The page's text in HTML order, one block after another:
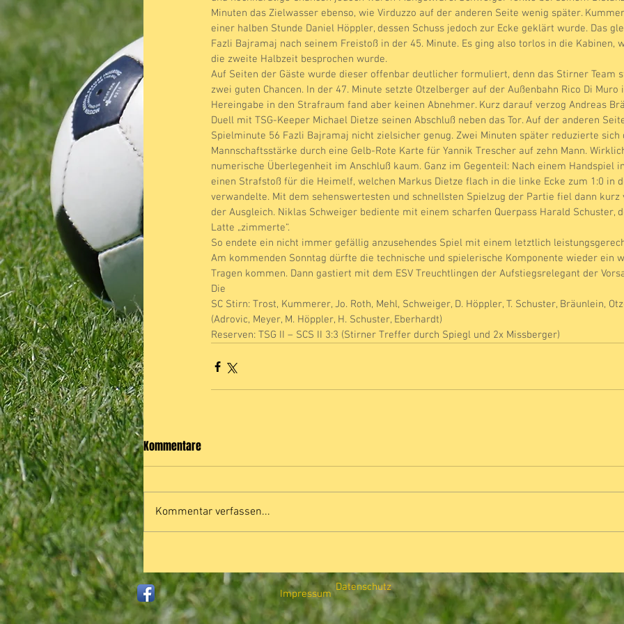
Minuten das Zielwasser ebenso, wie Virduzzo auf der anderen Seite wenig später.
einer halben Stunde Daniel Höppler, dessen Schuss jedoch zur Ecke geklärt wurde. Das
Fazli Bajramaj nach seinem Freistoß in der 45. Minute. Es ging also torlos in die Kabinen,
die zweite Halbzeit besprochen wurde.
Auf Seiten der Gäste wurde dieser offenbar deutlicher formuliert, denn das Stirner
zwei guten Chancen. In der 47. Minute setzte Otzelberger auf der Außenbahn Rico Di Muro
Hereingabe in den Strafraum fand aber keinen Abnehmer. Kurz darauf verzog Andreas
Duell mit TSG-Keeper Michael Dietze seinen Abschluß neben das Tor. Auf der anderen
Spielminute 56 Fazli Bajramaj nicht zielsicher genug. Zwei Minuten später reduzierte
Mannschaftsstärke durch eine Gelb-Rote Karte für Yannik Trescher auf zehn Mann.
numerische Überlegenheit im Anschluß kaum. Ganz im Gegenteil: Nach einem Handspiel
einen Strafstoß für die Heimelf, welchen Markus Dietze flach in die linke Ecke zum 1:0 in
verwandelte. Mit dem sehenswertesten und schnellsten Spielzug der Partie fiel dann kurz
der Ausgleich. Niklas Schweiger bediente mit einem scharfen Querpass Harald Schuster,
Latte „zimmerte“.
So endete ein nicht immer gefällig anzusehendes Spiel mit einem letztlich
Am kommenden Sonntag dürfte die technische und spielerische Komponente wieder ein
Tragen kommen. Dann gastiert mit dem ESV Treuchtlingen der Aufstiegsrelegant der
Die
SC Stirn: Trost, Kummerer, Jo. Roth, Mehl, Schweiger, D. Höppler, T. Schuster, Bräunlein,
(Adrovic, Meyer, M. Höppler, H. Schuster, Eberhardt)
Reserven: TSG II – SCS II 3:3 (Stirner Treffer durch Spiegl und 2x Missberger)
Kommentare
Kommentar verfassen...
Impressum
Datenschutz